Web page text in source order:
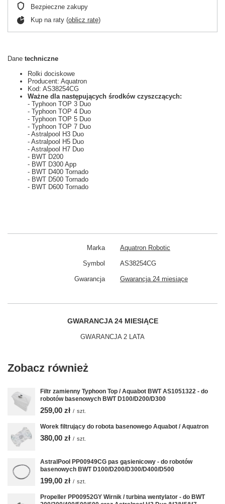
Bezpieczne zakupy
Kup na raty (oblicz ratę)
Dane techniczne
Rolki dociskowe
Producent: Aquatron
Kod: AS38254CG
Ważne dla następujących środków czyszczących:
- Typhoon TOP 3 Duo
- Typhoon TOP 4 Duo
- Typhoon TOP 5 Duo
- Typhoon TOP 7 Duo
- Astralpool H3 Duo
- Astralpool H5 Duo
- Astralpool H7 Duo
- BWT D200
- BWT D300 App
- BWT D400 Tornado
- BWT D500 Tornado
- BWT D600 Tornado
Marka Aquatron Robotic
Symbol AS38254CG
Gwarancja Gwarancja 24 miesiące
GWARANCJA 24 MIESIĄCE
GWARANCJA 2 LATA
Zobacz również
Filtr zamienny Typhoon Top / Aquabot BWT AS1051322 - do
robotów basenowych BWT D100/D200/D300
259,00 zł / szt.
Worek filtrujący do robota basenowego Aquabot / Aquatron
380,00 zł / szt.
AstralPool PP00949CG pas gąsienicowy - do robotów
basenowych BWT D100/D200/D300/D400/D500
199,00 zł / szt.
Propeller PP00952GY Wirnik / turbina wentylator - do BWT